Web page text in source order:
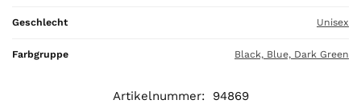
0
Geschlecht Unisex
Farbgruppe Black, Blue, Dark Green
Artikelnummer:
94869